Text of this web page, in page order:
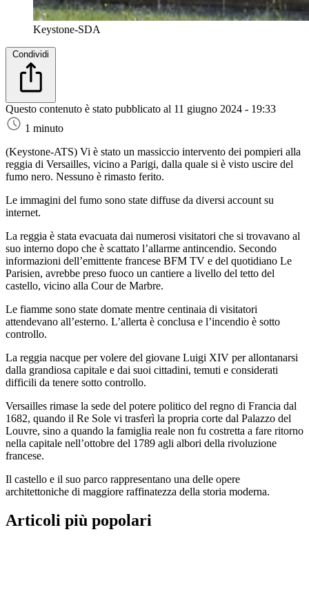
Keystone-SDA
Condividi
Questo contenuto è stato pubblicato al 11 giugno 2024 - 19:33
1 minuto
(Keystone-ATS) Vi è stato un massiccio intervento dei pompieri alla
reggia di Versailles, vicino a Parigi, dalla quale si è visto uscire del
fumo nero. Nessuno è rimasto ferito.
Le immagini del fumo sono state diffuse da diversi account su
internet.
La reggia è stata evacuata dai numerosi visitatori che si trovavano al
suo interno dopo che è scattato l’allarme antincendio. Secondo
informazioni dell’emittente francese BFM TV e del quotidiano Le
Parisien, avrebbe preso fuoco un cantiere a livello del tetto del
castello, vicino alla Cour de Marbre.
Le fiamme sono state domate mentre centinaia di visitatori
attendevano all’esterno. L’allerta è conclusa e l’incendio è sotto
controllo.
La reggia nacque per volere del giovane Luigi XIV per allontanarsi
dalla grandiosa capitale e dai suoi cittadini, temuti e considerati
difficili da tenere sotto controllo.
Versailles rimase la sede del potere politico del regno di Francia dal
1682, quando il Re Sole vi trasferì la propria corte dal Palazzo del
Louvre, sino a quando la famiglia reale non fu costretta a fare ritorno
nella capitale nell’ottobre del 1789 agli albori della rivoluzione
francese.
Il castello e il suo parco rappresentano una delle opere
architettoniche di maggiore raffinatezza della storia moderna.
Articoli più popolari